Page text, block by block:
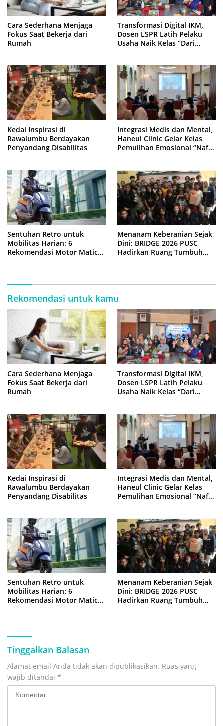
Cara Sederhana Menjaga
Fokus Saat Bekerja dari
Rumah
Transformasi Digital IKM,
Dosen LSPR Latih Pelaku
Usaha Naik Kelas “Dari
Kedai Inspirasi di
Rawalumbu Berdayakan
Penyandang Disabilitas
Integrasi Medis dan Mental,
Haneul Clinic Gelar Kelas
Pemulihan Emosional “Nafas
Sentuhan Retro untuk
Mobilitas Harian: 6
Rekomendasi Motor Matic
Menanam Keberanian Sejak
Dini: BRIDGE 2026 PUSC
Hadirkan Ruang Tumbuh
Rekomendasi untuk kamu
Cara Sederhana Menjaga
Fokus Saat Bekerja dari
Rumah
Transformasi Digital IKM,
Dosen LSPR Latih Pelaku
Usaha Naik Kelas “Dari
Kedai Inspirasi di
Rawalumbu Berdayakan
Penyandang Disabilitas
Integrasi Medis dan Mental,
Haneul Clinic Gelar Kelas
Pemulihan Emosional “Nafas
Sentuhan Retro untuk
Mobilitas Harian: 6
Rekomendasi Motor Matic
Menanam Keberanian Sejak
Dini: BRIDGE 2026 PUSC
Hadirkan Ruang Tumbuh
Tinggalkan Balasan
Alamat email Anda tidak akan dipublikasikan. Ruas yang
wajib ditandai *